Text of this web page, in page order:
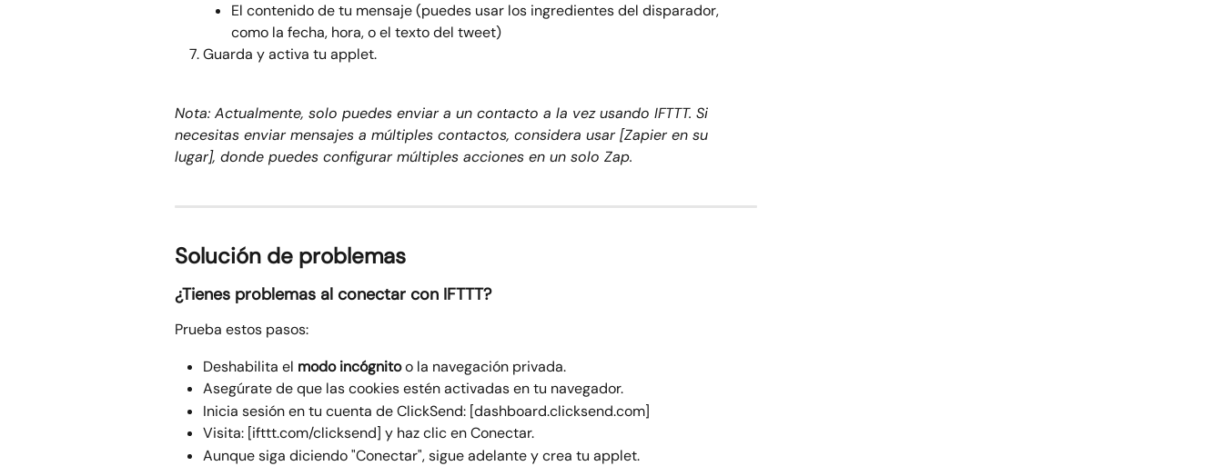
El contenido de tu mensaje (puedes usar los ingredientes del disparador,
como la fecha, hora, o el texto del tweet)
Guarda y activa tu applet.
Nota: Actualmente, solo puedes enviar a un contacto a la vez usando IFTTT. Si
necesitas enviar mensajes a múltiples contactos, considera usar [Zapier en su
lugar], donde puedes configurar múltiples acciones en un solo Zap.
Solución de problemas
¿Tienes problemas al conectar con IFTTT?
Prueba estos pasos:
Deshabilita el modo incógnito o la navegación privada.
Asegúrate de que las cookies estén activadas en tu navegador.
Inicia sesión en tu cuenta de ClickSend: [dashboard.clicksend.com]
Visita: [ifttt.com/clicksend] y haz clic en Conectar.
Aunque siga diciendo "Conectar", sigue adelante y crea tu applet.